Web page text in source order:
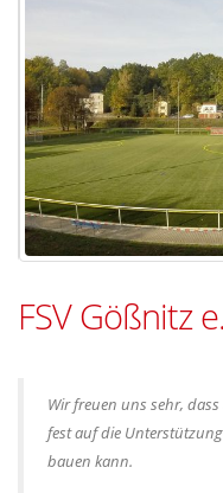
FSV Gößnitz
Wir freuen uns sehr,
fest auf die Unterstützung
bauen kann.